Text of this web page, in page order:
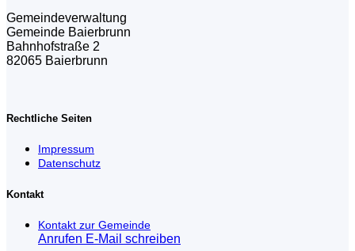
Gemeindeverwaltung
Gemeinde Baierbrunn
Bahnhofstraße 2
82065 Baierbrunn
Rechtliche Seiten
Impressum
Datenschutz
Kontakt
Kontakt zur Gemeinde
Anrufen E-Mail schreiben